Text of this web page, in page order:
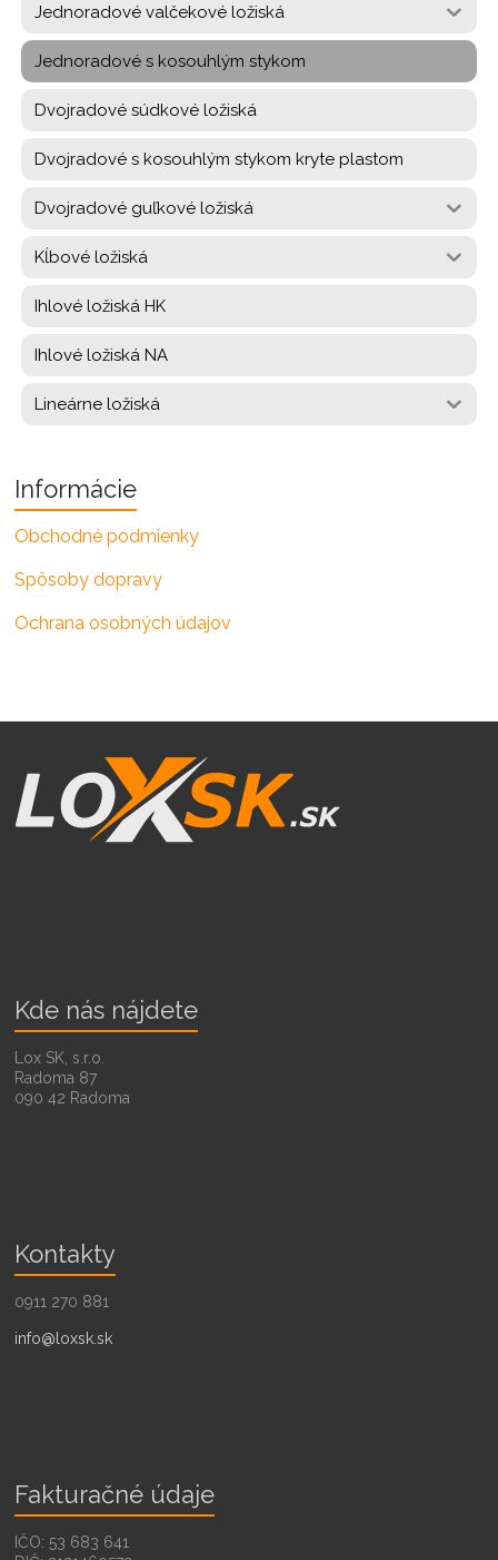
Jednoradové valčekové ložiská
Jednoradové s kosouhlým stykom
Dvojradové súdkové ložiská
Dvojradové s kosouhlým stykom kryte plastom
Dvojradové guľkové ložiská
Kĺbové ložiská
Ihlové ložiská HK
Ihlové ložiská NA
Lineárne ložiská
Informácie
Obchodné podmienky
Spôsoby dopravy
Ochrana osobných údajov
Kde nás nájdete
Lox SK, s.r.o.
Radoma 87
090 42 Radoma
Kontakty
0911 270 881
info@loxsk.sk
Fakturačné údaje
IČO: 53 683 641